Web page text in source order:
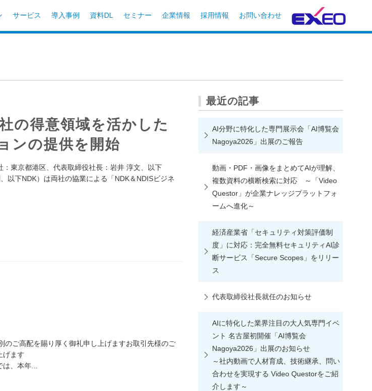
サービス 導入事例 資料DL セミナー 企業情報 採用情報 お問い合わせ
の得意領域を活かした
ンの提供を開始
東京都港区、代表取締役社長：岩井 淳文、以下
以下NDK）は両社の協業による「NDK＆NDISビジネ
ご高配を賜り厚く御礼申し上げますお取引先様のご
げます
...
最近の記事
AI分野に特化した専門展示会「AI博覧会
Nagoya2026」出展のご報告
動画・PDF・画像をまとめてAIが理解、
複数資料の横断検索に対応 ～「Video
Questor」が企業ナレッジプラットフォ
ームへ進化～
経済産業省「セキュリティ対策評価制
度」に対応：完全無料セキュリティAI診
断サービス「Secure Scopes」をリリー
ス
代表取締役社長就任のお知らせ
AIに特化した業界注目の大人気専門イベ
ント 名古屋初開催「AI博覧会
Nagoya2026」出展のお知らせ
～社内動画で人材育成、技術継承、問い
合わせを実現する Video Questorをご紹
介します～